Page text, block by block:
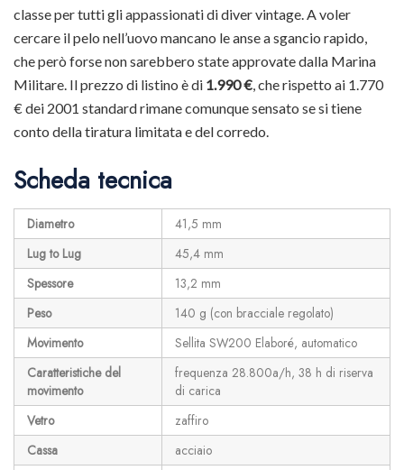
classe per tutti gli appassionati di diver vintage. A voler
cercare il pelo nell’uovo mancano le anse a sgancio rapido,
che però forse non sarebbero state approvate dalla Marina
Militare. Il prezzo di listino è di 1.990 €, che rispetto ai 1.770
€ dei 2001 standard rimane comunque sensato se si tiene
conto della tiratura limitata e del corredo.
Scheda tecnica
Diametro
41,5 mm
Lug to Lug
45,4 mm
Spessore
13,2 mm
Peso
140 g (con bracciale regolato)
Movimento
Sellita SW200 Elaboré, automatico
Caratteristiche del
movimento
frequenza 28.800a/h, 38 h di riserva
di carica
Vetro
zaffiro
Cassa
acciaio